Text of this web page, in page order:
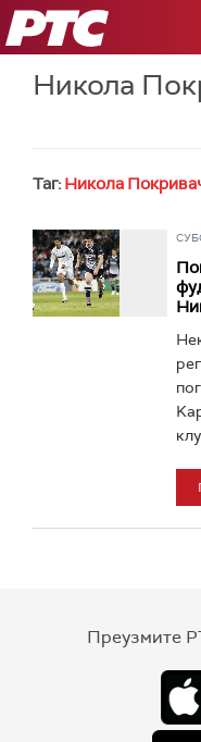
РТС
Никола
Таг: Никола
Преузмите